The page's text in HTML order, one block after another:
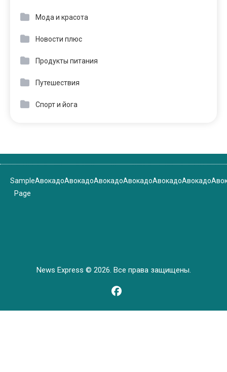
Мода и красота
Новости плюс
Продукты питания
Путешествия
Спорт и йога
Sample
Page
АвокадоАвокадоАвокадоАвокадоАвокадоАвокадо
News Express © 2026. Все права защищены.